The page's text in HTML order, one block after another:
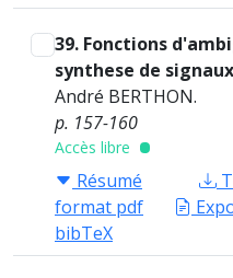
39. Fonctions
synthese de
André BERTHON.
p. 157-160
Accès libre
Résumé
format pdf
bibTeX